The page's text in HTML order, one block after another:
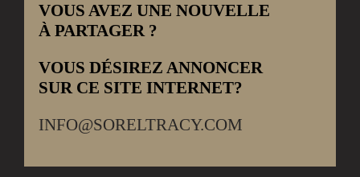
VOUS AVEZ UNE NOUVELLE
À PARTAGER ?
VOUS DÉSIREZ ANNONCER
SUR CE SITE INTERNET?
INFO@SORELTRACY.COM